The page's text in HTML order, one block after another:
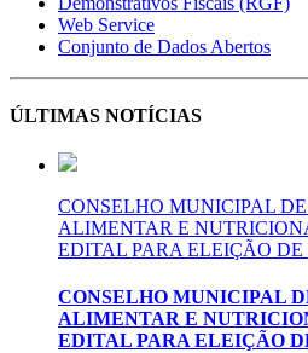
Web Service
Conjunto de Dados Abertos
ÚLTIMAS NOTÍCIAS
CONSELHO MUNICIPAL
ALIMENTAR E
EDITAL PARA ELEIÇÃO
CONSELHO MUNICIPAL
ALIMENTAR E
EDITAL PARA ELEIÇÃO